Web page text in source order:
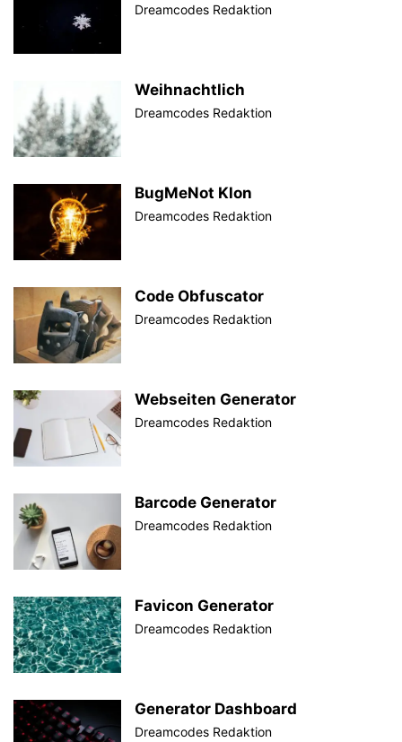
Dreamcodes Redaktion
Weihnachtlich
Dreamcodes Redaktion
BugMeNot Klon
Dreamcodes Redaktion
Code Obfuscator
Dreamcodes Redaktion
Webseiten Generator
Dreamcodes Redaktion
Barcode Generator
Dreamcodes Redaktion
Favicon Generator
Dreamcodes Redaktion
Generator Dashboard
Dreamcodes Redaktion